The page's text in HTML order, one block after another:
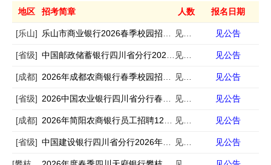
地区 招考简章 人数 报名日期
[乐山] 乐山市商业银行2026春季校园招聘公告 见公告 见公告
[省级] 中国邮政储蓄银行四川省分行2026年社会招聘公告 见公告 见公告
[成都] 2026年成都农商银行春季校园招聘的公告 见公告 见公告
[省级] 2026中国农业银行四川省分行春季招聘292人 见公告 见公告
[成都] 2026年简阳农商银行员工招聘120名公告 见公告 见公告
[省级] 中国建设银行四川省分行2026年度消防安全岗社会招聘公告 见公告 见公告